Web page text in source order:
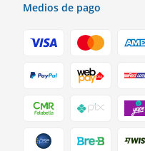
Medios de pago